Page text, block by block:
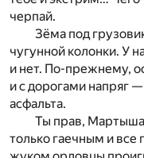
черпай.
Зёма под
чугунной колонки. У
и нет. По-прежнему,
и с дорогами напряг
асфальта.
Ты прав,
только гаечным и все